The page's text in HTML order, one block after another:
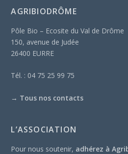
AGRIBIODRÔME
Pôle Bio – Ecosite du Val de Drôme
150, avenue de Judée
26400 EURRE
Tél. : 04 75 25 99 75
→ Tous nos contacts
L’ASSOCIATION
Pour nous soutenir, adhérez à